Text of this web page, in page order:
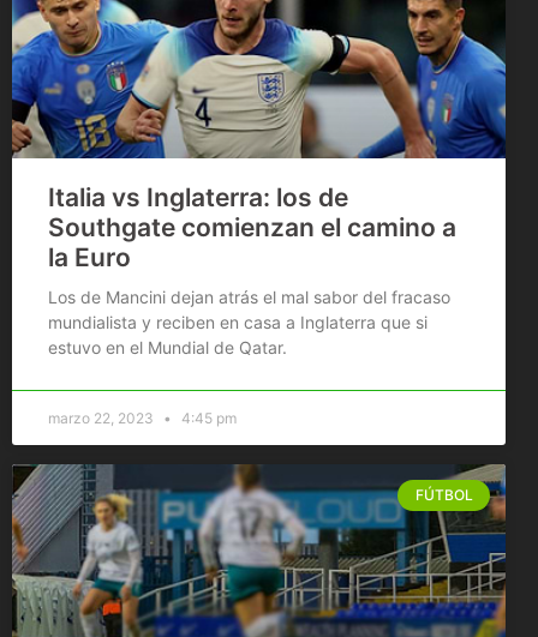
Italia vs Inglaterra: los de
Southgate comienzan el camino a
la Euro
Los de Mancini dejan atrás el mal sabor del fracaso
mundialista y reciben en casa a Inglaterra que si
estuvo en el Mundial de Qatar.
marzo 22, 2023 4:45 pm
FÚTBOL